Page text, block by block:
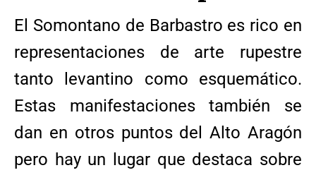
El Somontano de Barbastro es rico en
representaciones de arte rupestre
tanto levantino como esquemático.
Estas manifestaciones también se
dan en otros puntos del Alto Aragón
pero hay un lugar que destaca sobre